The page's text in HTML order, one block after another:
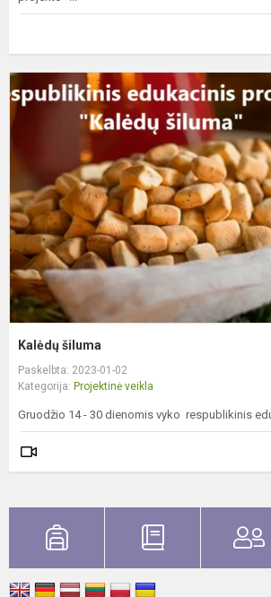
Kalėdų šiluma
Paskelbta: 2023-01-02
Kategorija: Projektinė veikla
Gruodžio 14 - 30 dienomis vyko respublikinis